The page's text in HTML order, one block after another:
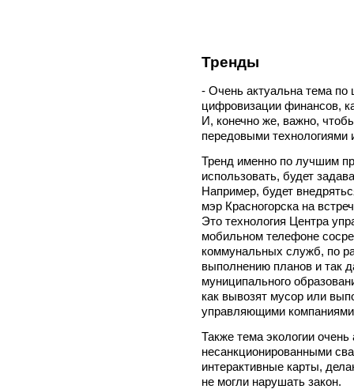
Тренды
- Очень актуальна тема по
цифровизации финансов,
И, конечно же, важно,
передовыми технологиями
Тренд именно по лучшим
использовать, будет
Например, будет
мэр Красногорска на
Это технология Центра
мобильном телефоне
коммунальных служб, по
выполнению планов и так
муниципального
как вывозят мусор или
управляющими
Также тема экологии
несанкционированными
интерактивные карты,
не могли нарушать закон.